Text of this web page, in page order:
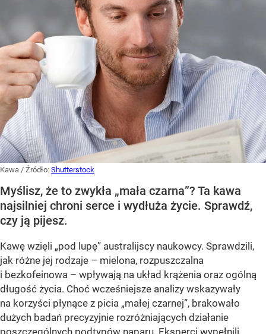
Kawa / Źródło: Shutterstock
Myślisz, że to zwykła „mała czarna”? Ta kawa
najsilniej chroni serce i wydłuża życie. Sprawdź,
czy ją pijesz.
Kawę wzięli „pod lupę” australijscy naukowcy. Sprawdzili,
jak różne jej rodzaje – mielona, rozpuszczalna
i bezkofeinowa – wpływają na układ krążenia oraz ogólną
długość życia. Choć wcześniejsze analizy wskazywały
na korzyści płynące z picia „małej czarnej”, brakowało
dużych badań precyzyjnie rozróżniających działanie